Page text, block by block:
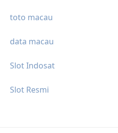
toto macau
data macau
Slot Indosat
Slot Resmi